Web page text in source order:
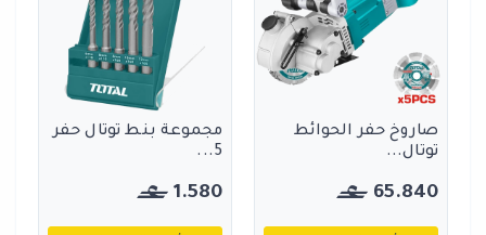
صاروخ حفر الحوائط
توتال...
65.840
مجموعة بنط توتال حفر
5...
1.580